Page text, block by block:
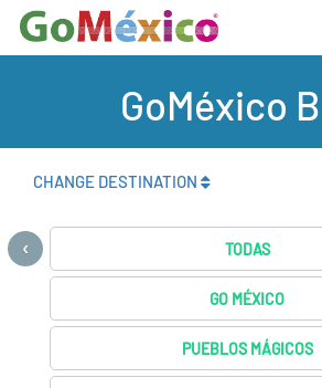
GoMéxico
CHANGE DESTINATION
TODAS
GO MÉXICO
PUEBLOS MÁGICOS
‹